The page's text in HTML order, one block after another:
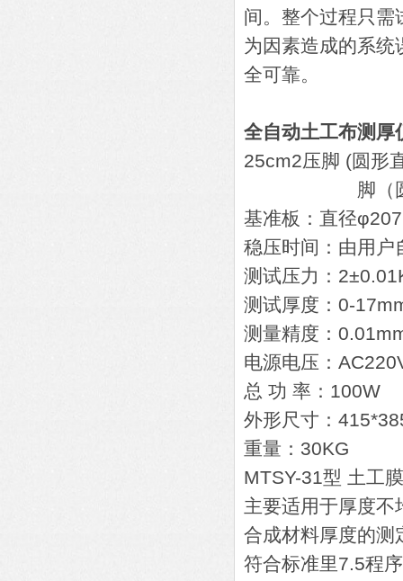
间。整个过程只需
为因素造成的系统
全可靠。
全自动土工布测厚
25cm2压脚 (圆形
脚（圆形直径
基准板：直径
稳压时间：由用户
测试压力：
测试厚度：0-
测量精度：
电源电压：
总 功 率：100W
外形尺寸：
重量：30KG
MTSY-31型 土工
主要适用于厚度不
合成材料厚度的测
符合标准里7.5程